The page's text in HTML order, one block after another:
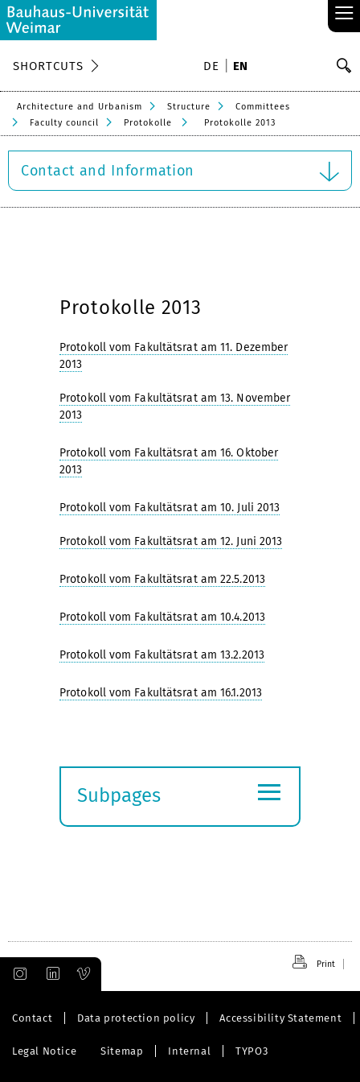
≡
SHORTCUTS DE EN
Architecture and Urbanism Structure
Committees
Faculty council
Protokolle Protokolle 2013
Contact and Information
Protokolle 2013
Protokoll vom Fakultätsrat am 11. Dezember
2013
Protokoll vom Fakultätsrat am 13. November
2013
Protokoll vom Fakultätsrat am 16. Oktober
2013
Protokoll vom Fakultätsrat am 10. Juli 2013
Protokoll vom Fakultätsrat am 12. Juni 2013
Protokoll vom Fakultätsrat am 22.5.2013
Protokoll vom Fakultätsrat am 10.4.2013
Protokoll vom Fakultätsrat am 13.2.2013
Protokoll vom Fakultätsrat am 16.1.2013
Subpages
≡
Print
Contact Data protection policy Accessibility Statement
Legal Notice Sitemap Internal TYPO3